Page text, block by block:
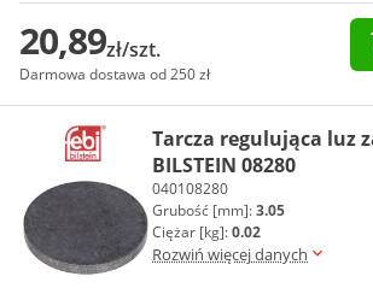
20,89zł/szt.
Darmowa dostawa od 250 zł
Tarcza regulująca luz
BILSTEIN 08280
040108280
Grubość [mm]:3.05
Ciężar [kg]:0.02
Rozwiń więcej danych